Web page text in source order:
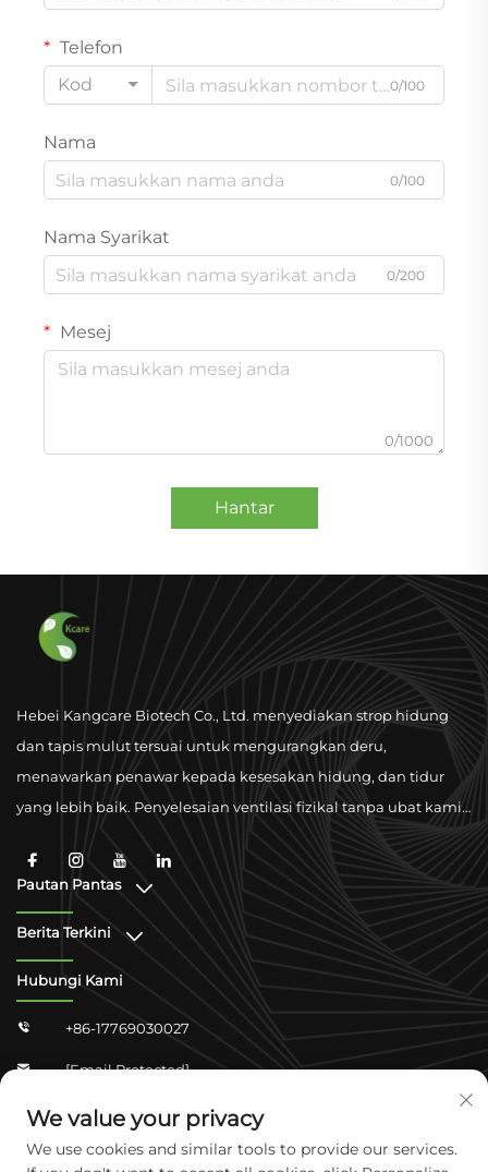
Telefon
Kod
0/100
Nama
0/100
Nama Syarikat
0/200
Mesej
0/1000
Hantar
Hebei Kangcare Biotech Co., Ltd. menyediakan strop hidung
dan tapis mulut tersuai untuk mengurangkan deru,
menawarkan penawar kepada kesesakan hidung, dan tidur
yang lebih baik. Penyelesaian ventilasi fizikal tanpa ubat kami
berkualiti tinggi dan sokongan kelayakan global.
Pautan Pantas
Berita Terkini
Hubungi Kami
 +86-17769030027
 [email Protected]

Zhongshan Shangjun 4-304, Daerah Yuhua,
Shijiazhuang, Hebei, China
We value your privacy
We use cookies and similar tools to provide our services.